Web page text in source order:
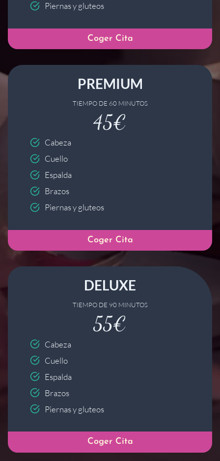
Piernas y gluteos
Coger Cita
PREMIUM
TIEMPO DE 60 MINUTOS
45€
Cabeza
Cuello
Espalda
Brazos
Piernas y gluteos
Coger Cita
DELUXE
TIEMPO DE 90 MINUTOS
55€
Cabeza
Cuello
Espalda
Brazos
Piernas y gluteos
Coger Cita